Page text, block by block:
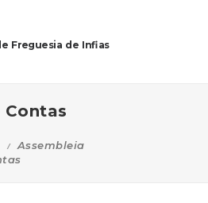
Freguesia de Infias
Assembleia